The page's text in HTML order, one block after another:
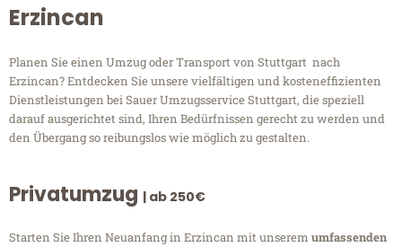
Erzincan
Planen Sie einen Umzug oder Transport von Stuttgart nach
Erzincan? Entdecken Sie unsere vielfältigen und kosteneffizienten
Dienstleistungen bei Sauer Umzugsservice Stuttgart, die speziell
darauf ausgerichtet sind, Ihren Bedürfnissen gerecht zu werden und
den Übergang so reibungslos wie möglich zu gestalten.
Privatumzug | ab 250€
Starten Sie Ihren Neuanfang in Erzincan mit unserem umfassenden